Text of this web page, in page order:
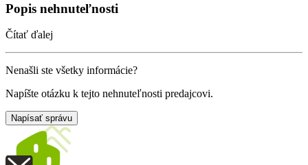
Popis nehnuteľnosti
Čítať ďalej
Nenašli ste všetky informácie?
Napíšte otázku k tejto nehnuteľnosti predajcovi.
Napísať správu